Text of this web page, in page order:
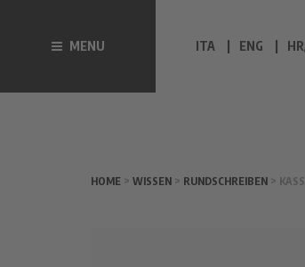
MENU ITA ENG
HOME > WISSEN > RUNDSCHREIBEN >